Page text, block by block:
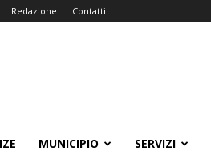
Redazione Contatti
MUNICIPIO SERVIZI